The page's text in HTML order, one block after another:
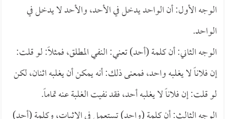
الوجه الأول: أن الواحد يدخل في الأحد، والأحد لا يدخل في
الواحد.
الوجه الثاني: أن كلمة (أحد) تعني: النفي المطلق، فمثلاً: لو قلت:
إن فلاناً لا يغلبه واحد، فمعنى ذلك: أنه يمكن أن يغلبه اثنان، لكن
لو قلت: إن فلاناً لا يغلبه أحد، فقد نفيت الغلبة عنه تماماً.